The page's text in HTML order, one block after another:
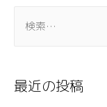
最近の投稿